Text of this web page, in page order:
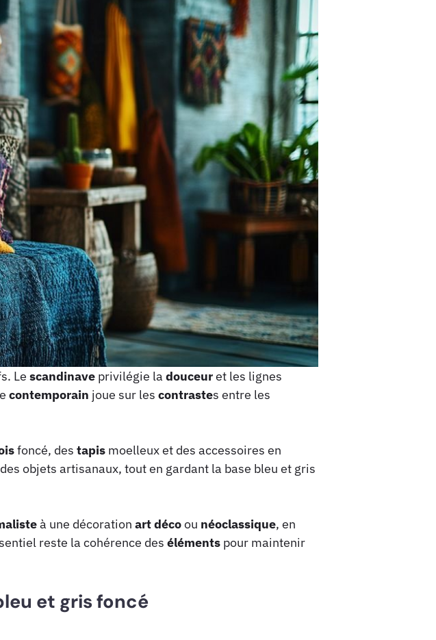
Le scandinave privilégie la douceuret les lignes
contemporain joue sur les contrastes entre les
foncé, des tapis moelleux et des accessoires en
objets artisanaux, tout en gardant la base bleu et gris
à une décoration art décoou néoclassique, en
reste la cohérence des éléments pour maintenir
et gris foncé